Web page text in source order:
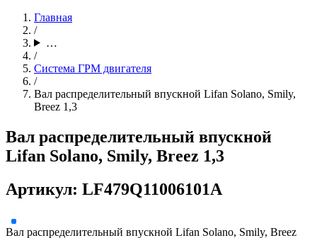
Главная
/
…
/
Система ГРМ двигателя
/
Вал распределительный впускной Lifan Solano, Smily,
Breez 1,3
Вал распределительный впускной
Lifan Solano, Smily, Breez 1,3
Артикул: LF479Q11006101A
Вал распределительный впускной Lifan Solano, Smily, Breez